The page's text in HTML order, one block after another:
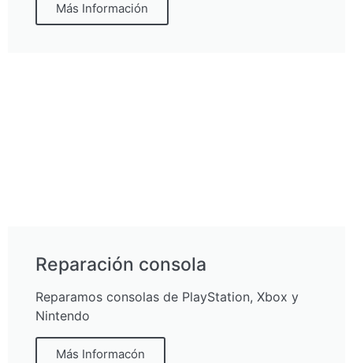
Más Información
Reparación consola
Reparamos consolas de PlayStation, Xbox y
Nintendo
Más Informacón